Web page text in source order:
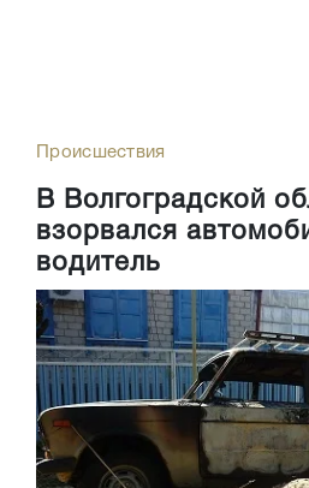
Происшествия
В Волгоградской
взорвался
водитель